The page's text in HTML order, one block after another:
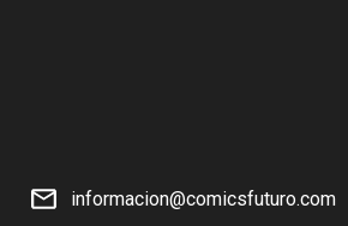
informacion@comicsfuturo.com